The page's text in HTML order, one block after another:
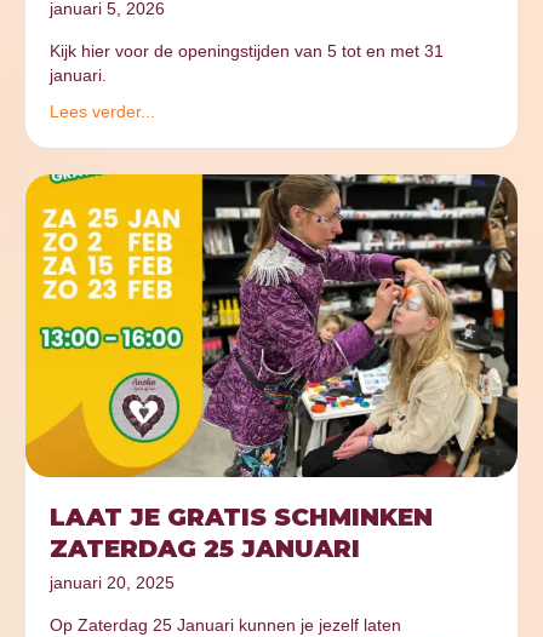
januari 5, 2026
Kijk hier voor de openingstijden van 5 tot en met 31
januari.
Lees verder...
LAAT JE GRATIS SCHMINKEN
ZATERDAG 25 JANUARI
januari 20, 2025
Op Zaterdag 25 Januari kunnen je jezelf laten